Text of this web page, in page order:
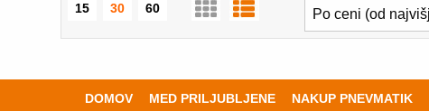
15 30 60
DOMOV MED PRILJUBLJENE NAKUP PNEVMATIK